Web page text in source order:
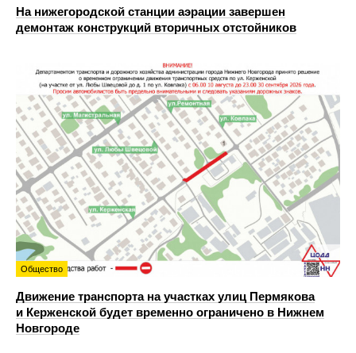
На нижегородской станции аэрации завершен
демонтаж конструкций вторичных отстойников
Общество
Движение транспорта на участках улиц Пермякова
и Керженской будет временно ограничено в Нижнем
Новгороде